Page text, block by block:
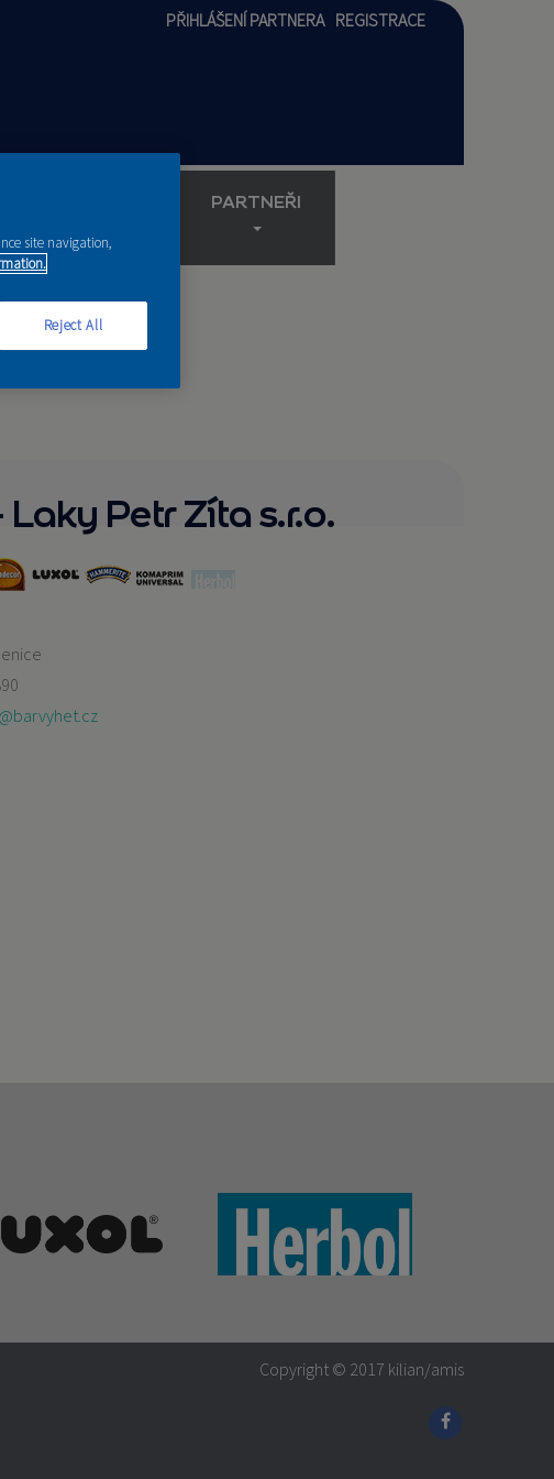
PŘIHLÁŠENÍ PARTNERA REGISTRACE
PARTNEŘI
Petr Zíta s.r.o.
Copyright © 2017 kilian/amis
site navigation,
Reject All